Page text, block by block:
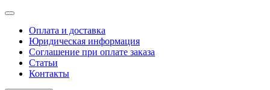
Оплата и доставка
Юридическая информация
Соглашение при оплате заказа
Статьи
Контакты